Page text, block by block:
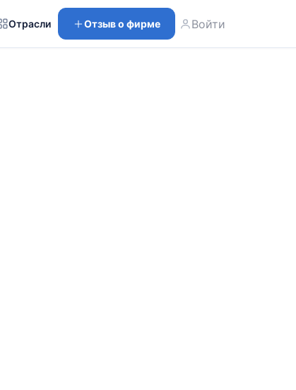
Отрасли Отзыв о фирме Войти